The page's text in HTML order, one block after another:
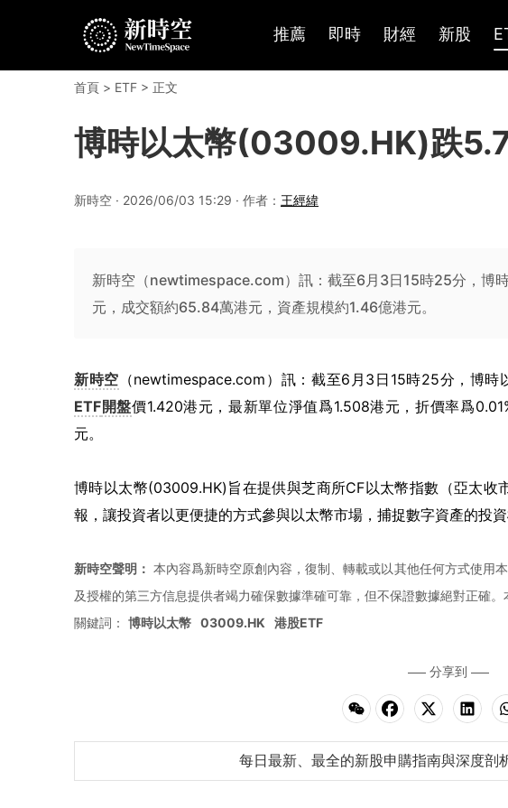
推薦 即時 財經 新股
首頁 > ETF > 正文
博時以太幣(03009.HK)跌
新時空 · 2026/06/03 15:29 · 作者： 王經緯
新時空（newtimespace.com）訊：截至6月3日15時25分，博
元，成交額約65.84萬港元，資產規模約1.46億港元。
新時空 （newtimespace.com）訊：截至6月3日15時25分，博
ETF開盤價1.420港元，最新單位淨值爲1.508港元，折價率爲
元。
博時以太幣(03009.HK)旨在提供與芝商所CF以太幣指數（亞太收
報，讓投資者以更便捷的方式參與以太幣市場，捕捉數字資產的投資
新時空聲明： 本內容爲新時空原創內容，復制、轉載或以其他任何方式使用
及授權的第三方信息提供者竭力確保數據準確可靠，但不保證數據絕對正確
關鍵詞： 博時以太幣 03009.HK 港股ETF
分享到
每日最新、最全的新股申購指南與深度剖